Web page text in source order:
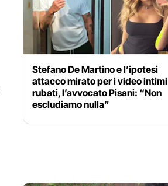
Stefano De Martino e l’ipotesi
attacco mirato per i video intimi
rubati, l’avvocato Pisani: “Non
escludiamo nulla”